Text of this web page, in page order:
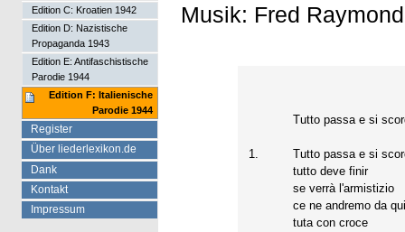
Musik: Fred
Tutto passa e si
1.
Tutto passa e si
tutto deve finir
se verrà l'armistizio
ce ne andremo da
tuta con croce
Edition C: Kroatien 1942
Edition D: Nazistische
Propaganda 1943
Edition E: Antifaschistische
Parodie 1944
Edition F: Italienische
Parodie 1944
Register
Über liederlexikon.de
Dank
Kontakt
Impressum